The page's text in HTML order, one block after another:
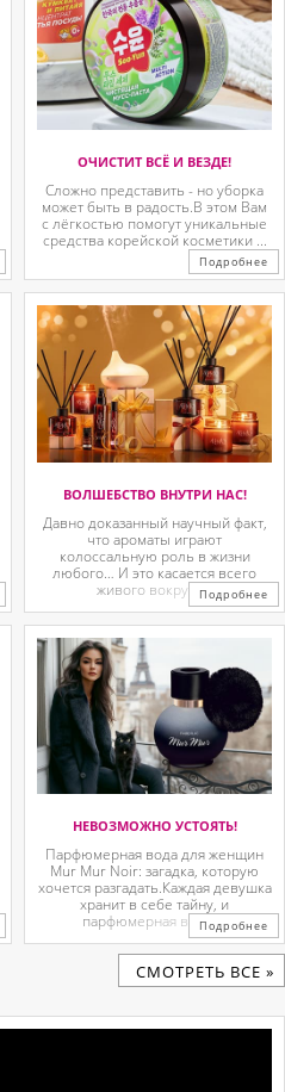
ОЧИСТИТ ВСЁ И ВЕЗДЕ!
Сложно представить - но уборка
может быть в радость.В этом Вам
с лёгкостью помогут уникальные
средства корейской косметики ...
Подробнее
ВОЛШЕБСТВО ВНУТРИ НАС!
Давно доказанный научный факт,
что ароматы играют
колоссальную роль в жизни
любого… И это касается всего
живого вокруг. ...Подробнее
НЕВОЗМОЖНО УСТОЯТЬ!
Парфюмерная вода для женщин
Mur Mur Noir: загадка, которую
хочется разгадать.Каждая девушка
хранит в себе тайну, и
парфюмерная вода ...Подробнее
CМОТРЕТЬ ВСЕ »